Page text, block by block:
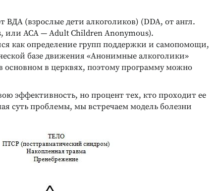
ВДА (взрослые дети алкоголиков) (DDA, от англ.
или ACA — Adult Children Anonymous).
как определение групп поддержки и самопомощи,
базе движения «Анонимные алкоголики»
в церквях, поэтому программу можно
эффективность, но процент тех, кто проходит ее
суть проблемы, мы встречаем модель болезни